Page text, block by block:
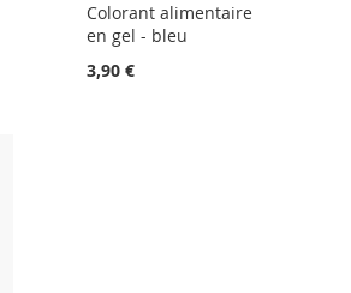
Colorant alimentaire
en gel - bleu
3,90 €